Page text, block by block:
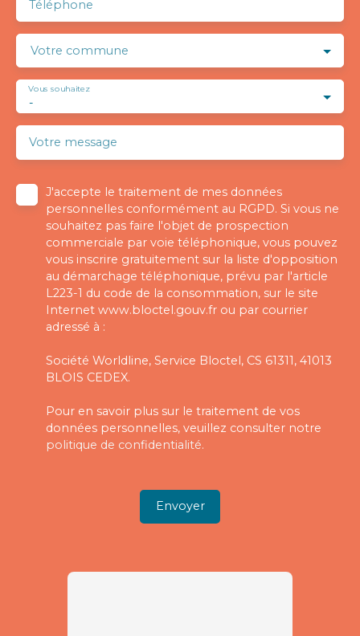
Téléphone
Votre commune
-
Vous souhaitez
Votre message
J'accepte le traitement de mes données
personnelles conformément au RGPD. Si vous ne
souhaitez pas faire l'objet de prospection
commerciale par voie téléphonique, vous pouvez
vous inscrire gratuitement sur la liste d'opposition
au démarchage téléphonique, prévu par l'article
L223-1 du code de la consommation, sur le site
Internet www.bloctel.gouv.fr ou par courrier
adressé à :
Société Worldline, Service Bloctel, CS 61311, 41013
BLOIS CEDEX.
Pour en savoir plus sur le traitement de vos
données personnelles, veuillez consulter notre
politique de confidentialité.
Envoyer